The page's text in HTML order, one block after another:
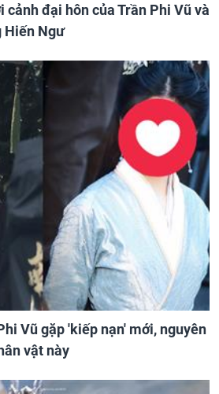
cảnh đại hôn của Trần Phi Vũ và
Hiến Ngư
Vũ gặp 'kiếp nạn' mới, nguyên
vật này